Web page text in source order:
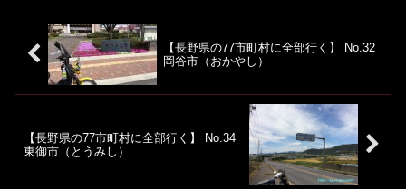
【長野県の77市町村に全部行く】 No.32
岡谷市（おかやし）
【長野県の77市町村に全部行く】 No.34
東御市（とうみし）